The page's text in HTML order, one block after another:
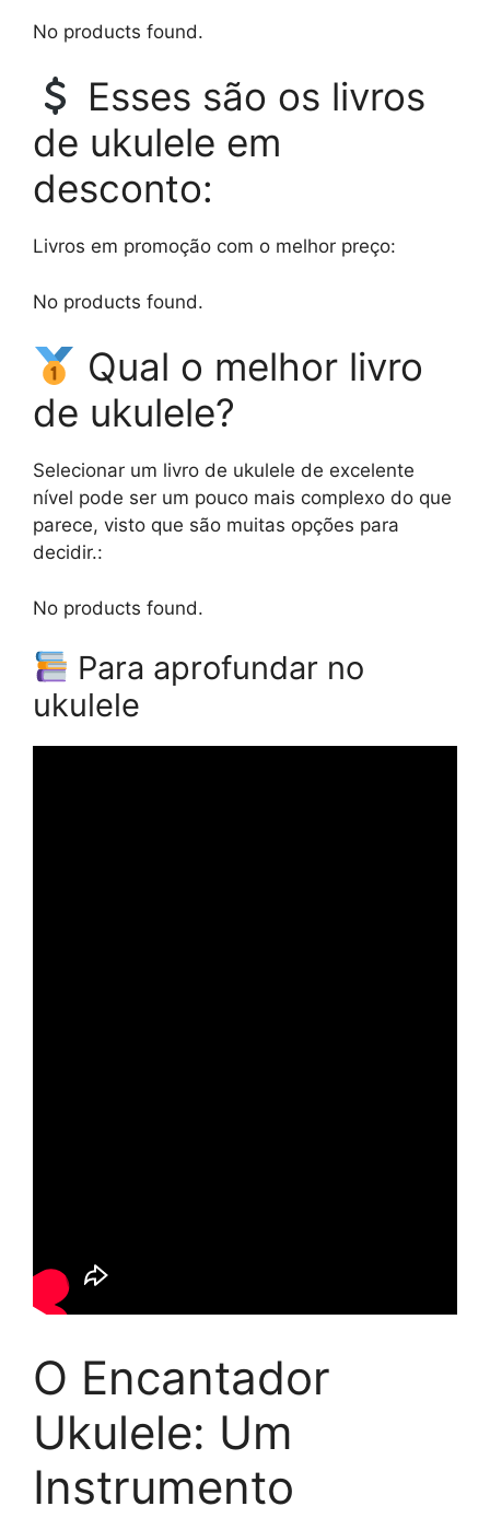
No products found.
Esses são os livros
de ukulele em
desconto:
Livros em promoção com o melhor preço:
No products found.
Qual o melhor livro
de ukulele?
Selecionar um livro de ukulele de excelente
nível pode ser um pouco mais complexo do que
parece, visto que são muitas opções para
decidir.:
No products found.
Para aprofundar no
ukulele
O Encantador
Ukulele: Um
Instrumento